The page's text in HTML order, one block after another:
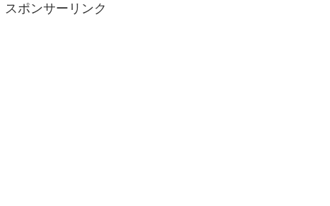
スポンサーリンク